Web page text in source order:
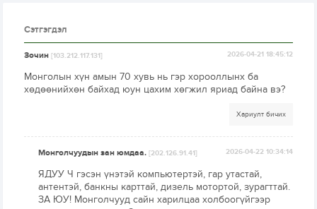
Сэтгэгдэл
Зочин[103.212.117.131] 2026-04-21 18:45:12
Монголын хүн амын 70 хувь нь гэр хорооллынх ба
хөдөөнийхөн байхад юун цахим хөгжил яриад байна вэ?
Хариулт бичих
Монголчуудын зан юмдаа.[202.126.91.41] 2026-04-22 10:34:14
ЯДУУ Ч гэсэн үнэтэй компьютертэй, гар утастай,
антентэй, банкны карттай, дизель мотортой, зурагттай.
ЗА ЮУ! Монголчууд сайн харилцаа холбоогүйгээр